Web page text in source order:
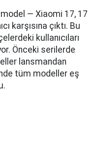
— Xiaomi 17, 17
karşısına çıktı. Bu
kullanıcıları
Önceki serilerde
lansmandan
tüm modeller eş